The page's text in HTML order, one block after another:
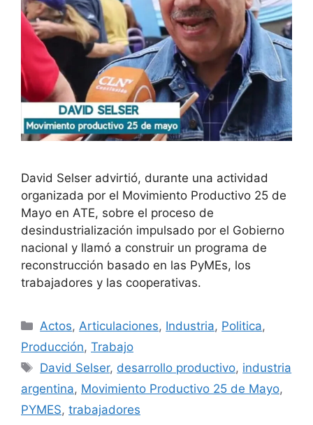
David Selser advirtió, durante una actividad
organizada por el Movimiento Productivo 25 de
Mayo en ATE, sobre el proceso de
desindustrialización impulsado por el Gobierno
nacional y llamó a construir un programa de
reconstrucción basado en las PyMEs, los
trabajadores y las cooperativas.
Actos, Articulaciones, Industria, Politica,
Producción, Trabajo
David Selser, desarrollo productivo, industria
argentina, Movimiento Productivo 25 de Mayo,
PYMES, trabajadores